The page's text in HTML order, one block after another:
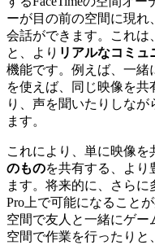
ーが目の前の空間に現れ
会話ができます。これは
と、より リアルなコミュ
機能です。例えば、一緒
を使えば、同じ映像を
り、声を聞いたりしな
ます。
これにより、単に映像を
のものを共有する、より
ます。将来的に、さら
Pro上で可能になること
空間で友人と一緒にゲ
空間で作業を行ったりと、